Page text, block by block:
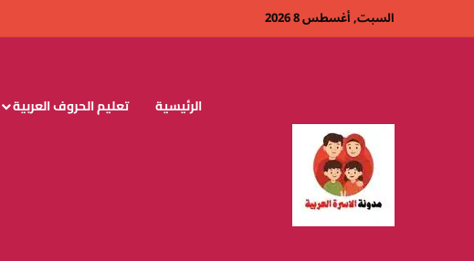
السبت, أغسطس 8 2026
الرئيسية تعليم الحروف العربية